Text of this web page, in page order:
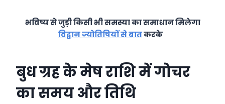
भविष्य से जुड़ी किसी भी समस्या का समाधान मिलेगा
विद्वान ज्योतिषियों से बातकरके
बुध ग्रह के मेष राशि में गोचर
का समय और तिथि